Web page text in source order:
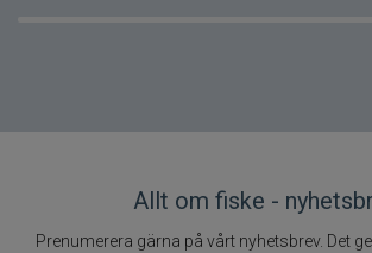
Allt om fiske -
Prenumerera gärna på vårt nyhetsbrev. Det